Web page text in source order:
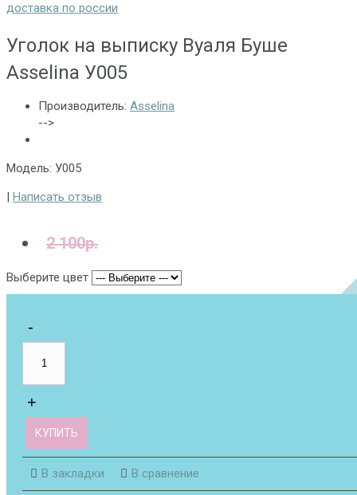
доставка по россии
Уголок на выписку Вуаля Буше
Asselina У005
Производитель: Asselina
-->
Модель: У005
| Написать отзыв
2 100р.
Выберите цвет
КУПИТЬ
В закладки В сравнение